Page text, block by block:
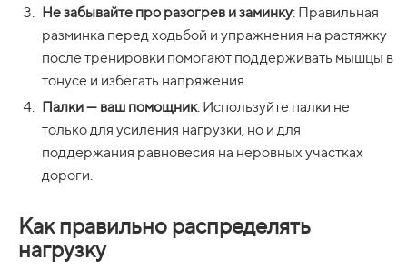
Не забывайте про разогрев и заминку: Правильная
разминка перед ходьбой и упражнения на растяжку
после тренировки помогают поддерживать мышцы в
тонусе и избегать напряжения.
Палки — ваш помощник: Используйте палки не
только для усиления нагрузки, но и для
поддержания равновесия на неровных участках
дороги.
Как правильно распределять
нагрузку